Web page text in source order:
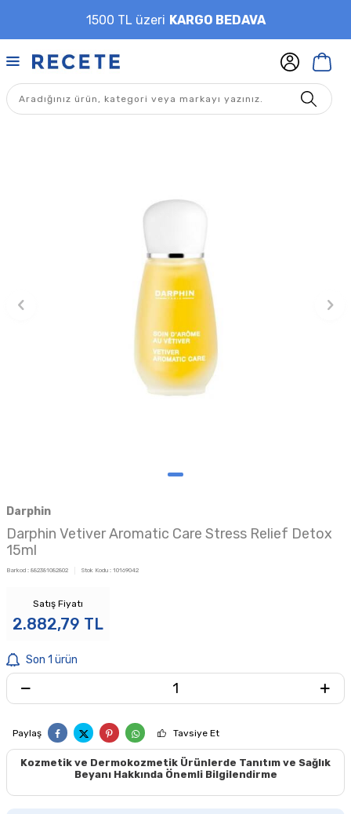
1500 TL üzeri KARGO BEDAVA
Darphin
Darphin Vetiver Aromatic Care Stress Relief Detox
15ml
Barkod : 882381082802 Stok Kodu : 10169042
Satış Fiyatı
2.882,79 TL
Son 1 ürün
Paylaş Tavsiye Et
Kozmetik ve Dermokozmetik Ürünlerde Tanıtım ve Sağlık
Beyanı Hakkında Önemli Bilgilendirme